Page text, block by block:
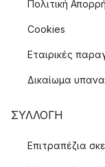
Πολιτική
Cookies
Εταιρικές
Δικαίωμα
ΣΥΛΛΟΓΉ
Επιτραπέζια